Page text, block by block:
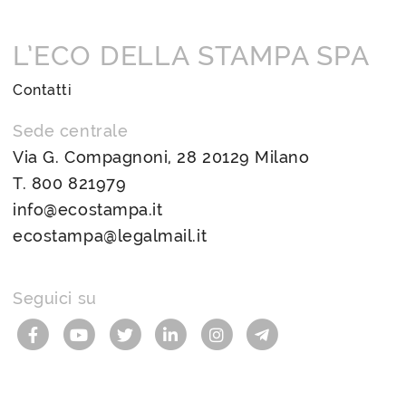
L’ECO DELLA STAMPA SPA
Contatti
Sede centrale
Via G. Compagnoni, 28 20129 Milano
T. 800 821979
info@ecostampa.it
ecostampa@legalmail.it
Seguici su